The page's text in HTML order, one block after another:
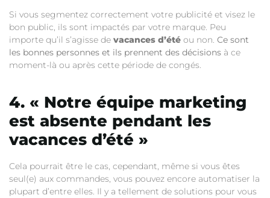
Si vous segmentez correctement votre publicité et visez le
bon public, ils sont impactés par votre marque. Peu
importe qu’il s’agisse de vacances d’été ou non. Ce sont
les bonnes personnes et ils prennent des décisions à ce
moment-là ou après cette période de congés.
4. « Notre équipe marketing
est absente pendant les
vacances d’été »
Cela pourrait être le cas, cependant, même si vous êtes
seul(e) aux commandes, vous pouvez encore automatiser la
plupart d’entre elles. Il y a tellement de solutions pour vous